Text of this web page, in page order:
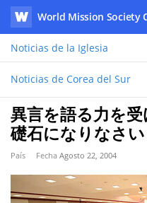
WATV
World Mission Society
Noticias de la Iglesia
Noticias de Corea del Sur
異言を語る力を
礎石になりなさい
País Fecha Agosto 22, 2004